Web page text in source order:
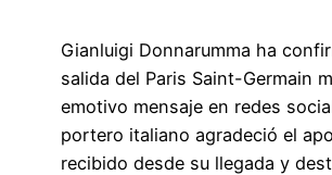
Gianluigi Donnarumma ha
salida del Paris Saint-Germain
emotivo mensaje en redes
portero italiano agradeció el
recibido desde su llegada y